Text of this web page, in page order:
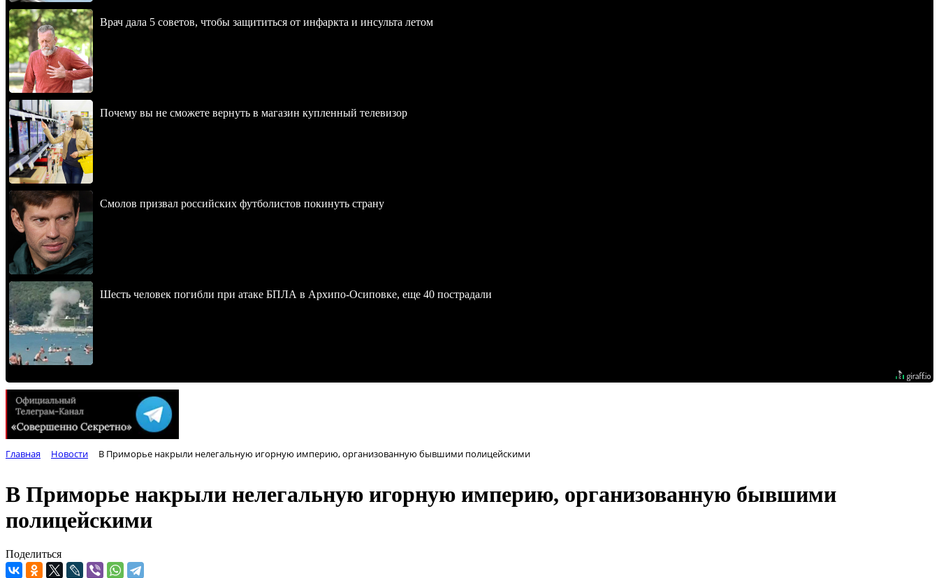
Врач дала 5 советов, чтобы защититься от инфаркта и инсульта летом
Почему вы не сможете вернуть в магазин купленный телевизор
Смолов призвал российских футболистов покинуть страну
Шесть человек погибли при атаке БПЛА в Архипо-Осиповке, еще 40 пострадали
Главная Новости В Приморье накрыли нелегальную игорную империю, организованную бывшими полицейскими
В Приморье накрыли нелегальную игорную империю, организованную бывшими
полицейскими
Поделиться